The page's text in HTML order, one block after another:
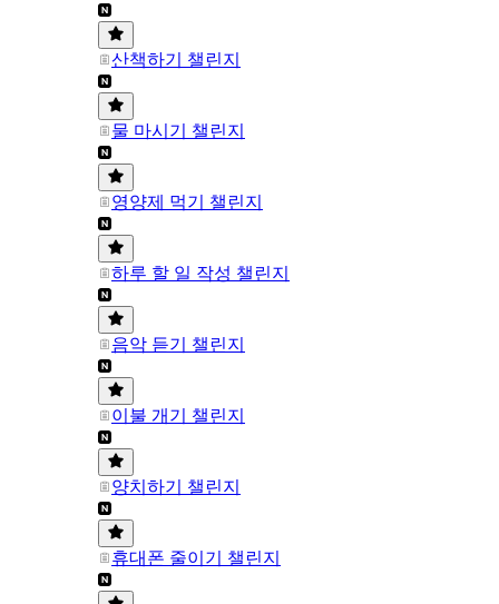
산책하기 챌린지
물 마시기 챌린지
영양제 먹기 챌린지
하루 할 일 작성 챌린지
음악 듣기 챌린지
이불 개기 챌린지
양치하기 챌린지
휴대폰 줄이기 챌린지